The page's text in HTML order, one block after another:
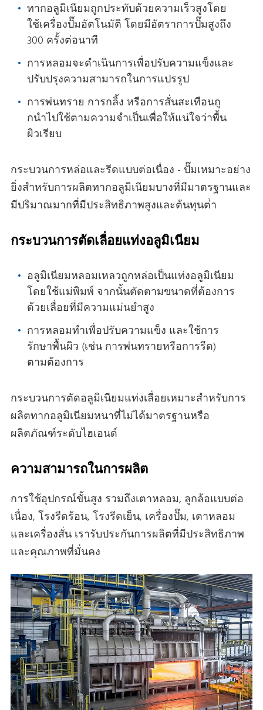
ทากอลูมิเนียมถูกประทับด้วยความเร็วสูงโดย
ใช้เครื่องปั๊มอัตโนมัติ โดยมีอัตราการปั๊มสูงถึง
300 ครั้งต่อนาที
การหลอมจะดําเนินการเพื่อปรับความแข็งและ
ปรับปรุงความสามารถในการแปรรูป
การพ่นทราย การกลิ้ง หรือการสั่นสะเทือนถู
กนําไปใช้ตามความจําเป็นเพื่อให้แน่ใจว่าพื้น
ผิวเรียบ
กระบวนการหล่อและรีดแบบต่อเนื่อง - ปั๊มเหมาะอย่าง
ยิ่งสําหรับการผลิตทากอลูมิเนียมบางที่มีมาตรฐานและ
มีปริมาณมากที่มีประสิทธิภาพสูงและต้นทุนต่ํา
กระบวนการตัดเลื่อยแท่งอลูมิเนียม
อลูมิเนียมหลอมเหลวถูกหล่อเป็นแท่งอลูมิเนียม
โดยใช้แม่พิมพ์ จากนั้นตัดตามขนาดที่ต้องการ
ด้วยเลื่อยที่มีความแม่นยําสูง
การหลอมทําเพื่อปรับความแข็ง และใช้การ
รักษาพื้นผิว (เช่น การพ่นทรายหรือการรีด)
ตามต้องการ
กระบวนการตัดอลูมิเนียมแท่งเลื่อยเหมาะสําหรับการ
ผลิตทากอลูมิเนียมหนาที่ไม่ได้มาตรฐานหรือ
ผลิตภัณฑ์ระดับไฮเอนด์
ความสามารถในการผลิต
การใช้อุปกรณ์ขั้นสูง รวมถึงเตาหลอม, ลูกล้อแบบต่อ
เนื่อง, โรงรีดร้อน, โรงรีดเย็น, เครื่องปั๊ม, เตาหลอม
และเครื่องสั่น เรารับประกันการผลิตที่มีประสิทธิภาพ
และคุณภาพที่มั่นคง